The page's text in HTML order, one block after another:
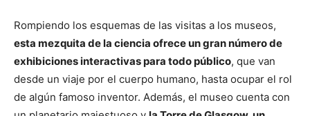
Rompiendo los esquemas de las visitas a los museos,
esta mezquita de la ciencia ofrece un gran número de
exhibiciones interactivas para todo público, que van
desde un viaje por el cuerpo humano, hasta ocupar el rol
de algún famoso inventor. Además, el museo cuenta con